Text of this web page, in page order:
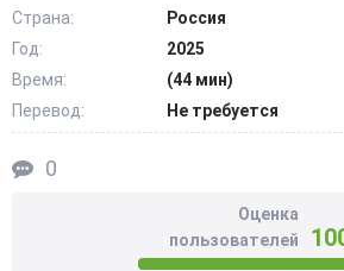
Падчерица убитого подозревает, что
может быть именно в их семье.
жизнь ее отчима обнародовала ряд
девушка вынуждена также бороться
печальных событий, противостоять
@Filmix.fan
Страна:
Россия
Год:
2025
Время:
(44 мин)
Перевод:
Не требуется
0
Оценка
пользователей